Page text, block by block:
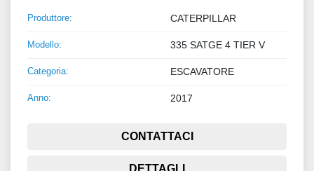
Produttore: CATERPILLAR
Modello: 335 SATGE 4 TIER V
Categoria: ESCAVATORE
Anno: 2017
CONTATTACI
DETTAGLI